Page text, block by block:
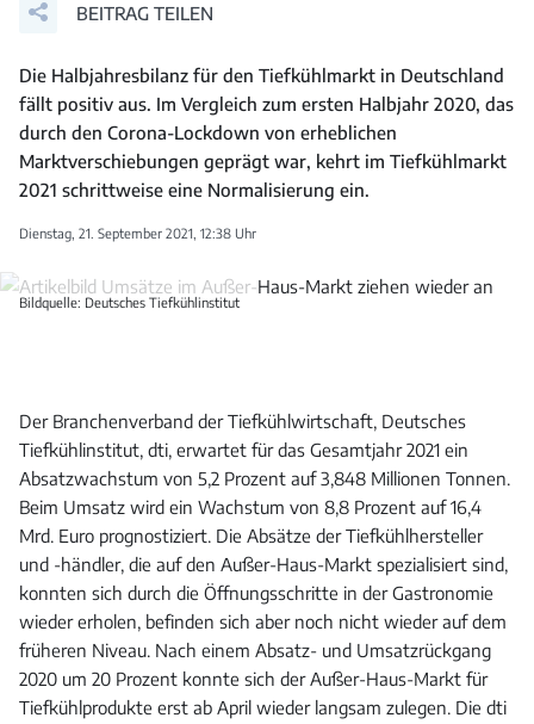
BEITRAG TEILEN
Die Halbjahresbilanz für den Tiefkühlmarkt in Deutschland
fällt positiv aus. Im Vergleich zum ersten Halbjahr 2020, das
durch den Corona-Lockdown von erheblichen
Marktverschiebungen geprägt war, kehrt im Tiefkühlmarkt
2021 schrittweise eine Normalisierung ein.
Dienstag, 21. September 2021, 12:38 Uhr
Bildquelle: Deutsches Tiefkühlinstitut
Der Branchenverband der Tiefkühlwirtschaft, Deutsches
Tiefkühlinstitut, dti, erwartet für das Gesamtjahr 2021 ein
Absatzwachstum von 5,2 Prozent auf 3,848 Millionen Tonnen.
Beim Umsatz wird ein Wachstum von 8,8 Prozent auf 16,4
Mrd. Euro prognostiziert. Die Absätze der Tiefkühlhersteller
und -händler, die auf den Außer-Haus-Markt spezialisiert sind,
konnten sich durch die Öffnungsschritte in der Gastronomie
wieder erholen, befinden sich aber noch nicht wieder auf dem
früheren Niveau. Nach einem Absatz- und Umsatzrückgang
2020 um 20 Prozent konnte sich der Außer-Haus-Markt für
Tiefkühlprodukte erst ab April wieder langsam zulegen. Die dti